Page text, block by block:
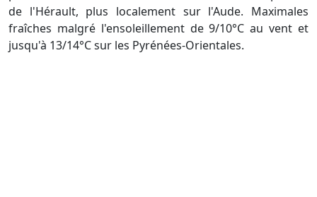
de l'Hérault, plus localement sur l'Aude. Maximales
fraîches malgré l'ensoleillement de 9/10°C au vent et
jusqu'à 13/14°C sur les Pyrénées-Orientales.